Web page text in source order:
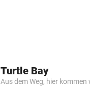
Turtle Bay
Aus dem Weg, hier kommen